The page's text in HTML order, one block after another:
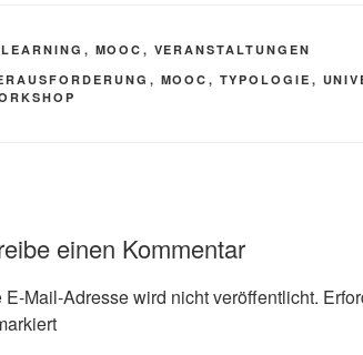
, MOOC , VERANSTALTUNGEN
, MOOC , TYPOLOGIE ,
einen Kommentar
E-Mail-Adresse wird nicht veröffentlicht.